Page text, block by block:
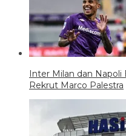
Inter Milan dan Napoli
Rekrut Marco Palestra